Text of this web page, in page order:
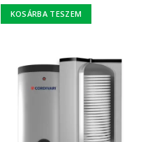
KOSÁRBA TESZEM